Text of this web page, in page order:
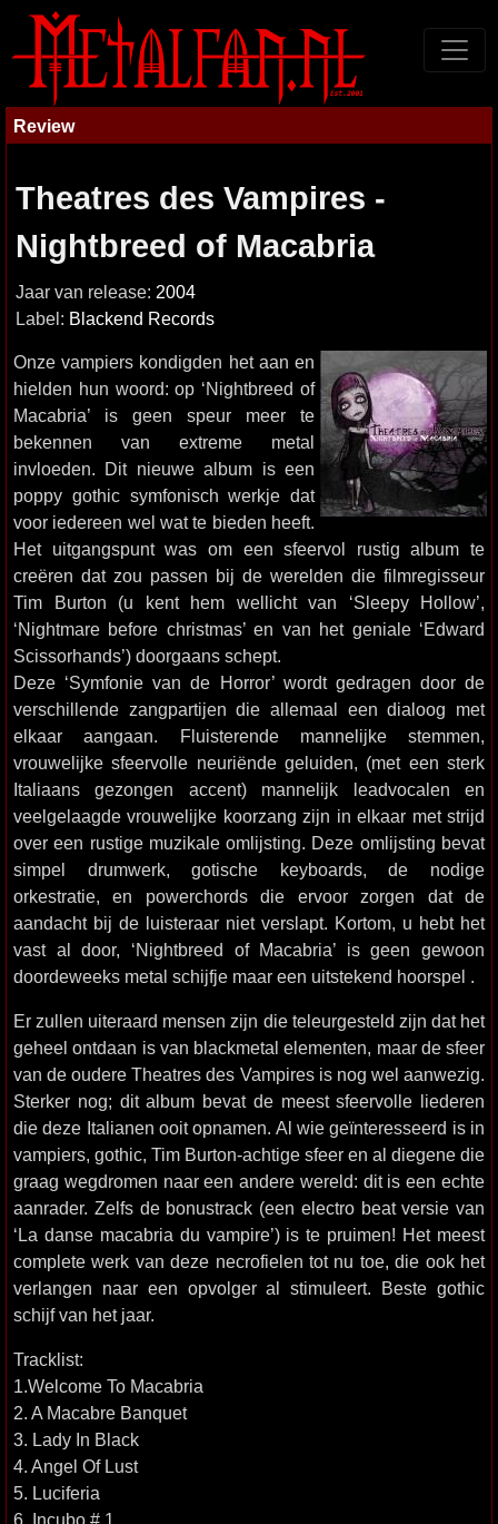
Review
Theatres des Vampires -
Nightbreed of Macabria
Jaar van release: 2004
Label: Blackend Records
Onze vampiers kondigden het aan en
hielden hun woord: op ‘Nightbreed of
Macabria’ is geen speur meer te
bekennen van extreme metal
invloeden. Dit nieuwe album is een
poppy gothic symfonisch werkje dat
voor iedereen wel wat te bieden heeft.
Het uitgangspunt was om een sfeervol rustig album te
creëren dat zou passen bij de werelden die filmregisseur
Tim Burton (u kent hem wellicht van ‘Sleepy Hollow’,
‘Nightmare before christmas’ en van het geniale ‘Edward
Scissorhands’) doorgaans schept.
Deze ‘Symfonie van de Horror’ wordt gedragen door de
verschillende zangpartijen die allemaal een dialoog met
elkaar aangaan. Fluisterende mannelijke stemmen,
vrouwelijke sfeervolle neuriënde geluiden, (met een sterk
Italiaans gezongen accent) mannelijk leadvocalen en
veelgelaagde vrouwelijke koorzang zijn in elkaar met strijd
over een rustige muzikale omlijsting. Deze omlijsting bevat
simpel drumwerk, gotische keyboards, de nodige
orkestratie, en powerchords die ervoor zorgen dat de
aandacht bij de luisteraar niet verslapt. Kortom, u hebt het
vast al door, ‘Nightbreed of Macabria’ is geen gewoon
doordeweeks metal schijfje maar een uitstekend hoorspel .
Er zullen uiteraard mensen zijn die teleurgesteld zijn dat het
geheel ontdaan is van blackmetal elementen, maar de sfeer
van de oudere Theatres des Vampires is nog wel aanwezig.
Sterker nog; dit album bevat de meest sfeervolle liederen
die deze Italianen ooit opnamen. Al wie geïnteresseerd is in
vampiers, gothic, Tim Burton-achtige sfeer en al diegene die
graag wegdromen naar een andere wereld: dit is een echte
aanrader. Zelfs de bonustrack (een electro beat versie van
‘La danse macabria du vampire’) is te pruimen! Het meest
complete werk van deze necrofielen tot nu toe, die ook het
verlangen naar een opvolger al stimuleert. Beste gothic
schijf van het jaar.
Tracklist:
1.Welcome To Macabria
2. A Macabre Banquet
3. Lady In Black
4. Angel Of Lust
5. Luciferia
6. Incubo # 1